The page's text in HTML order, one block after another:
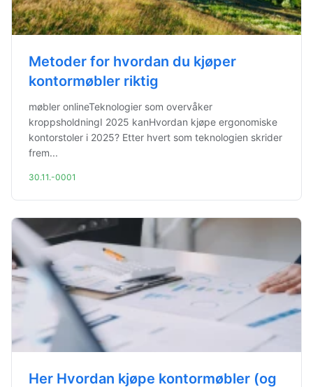
Metoder for hvordan du kjøper
kontormøbler riktig
møbler onlineTeknologier som overvåker
kroppsholdningI 2025 kanHvordan kjøpe ergonomiske
kontorstoler i 2025? Etter hvert som teknologien skrider
frem...
30.11.-0001
Her Hvordan kjøpe kontormøbler (og